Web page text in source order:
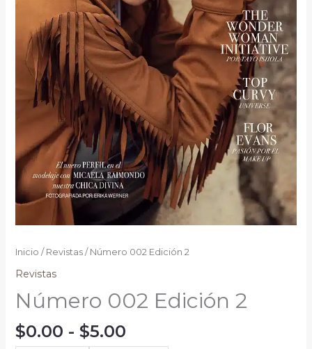
Inicio / Revistas/ Número 002 Edición 2
Revistas
Número 002 Edición 2
$0.00 - $5.00